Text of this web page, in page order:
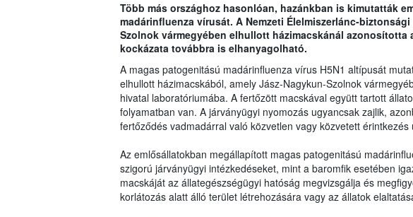
Több más országhoz hasonlóan, hazánkban is kimutatták
madárinfluenza vírusát. A Nemzeti Élelmiszerlánc-
Szolnok vármegyében elhullott házimacskánál azonosította
kockázata továbbra is elhanyagolható.
A magas patogenitású madárinfluenza vírus H5N1 altípusát
elhullott házimacskából, amely Jász-Nagykun-Szolnok
hivatal laboratóriumába. A fertőzött macskával együtt tartott
folyamatban van. A járványügyi nyomozás ugyancsak zajlik,
fertőződés vadmadárral való közvetlen vagy közvetett érintkezés
Az emlősállatokban megállapított magas patogenitású
szigorú járványügyi intézkedéseket, mint a baromfik esetében
macskáját az állategészségügyi hatóság megvizsgálja és
korlátozás alatt álló terület létrehozására vagy az állatok